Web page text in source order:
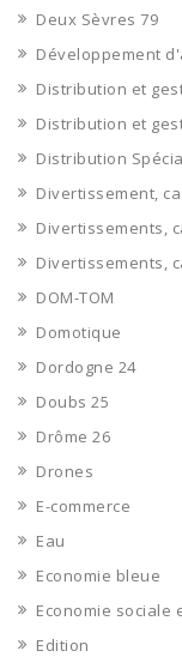
Deux Sèvres 79
Développement
Distribution et
Distribution et
Distribution
Divertissement,
Divertissements,
Divertissements,
DOM-TOM
Domotique
Dordogne 24
Doubs 25
Drôme 26
Drones
E-commerce
Eau
Economie bleue
Economie sociale
Edition